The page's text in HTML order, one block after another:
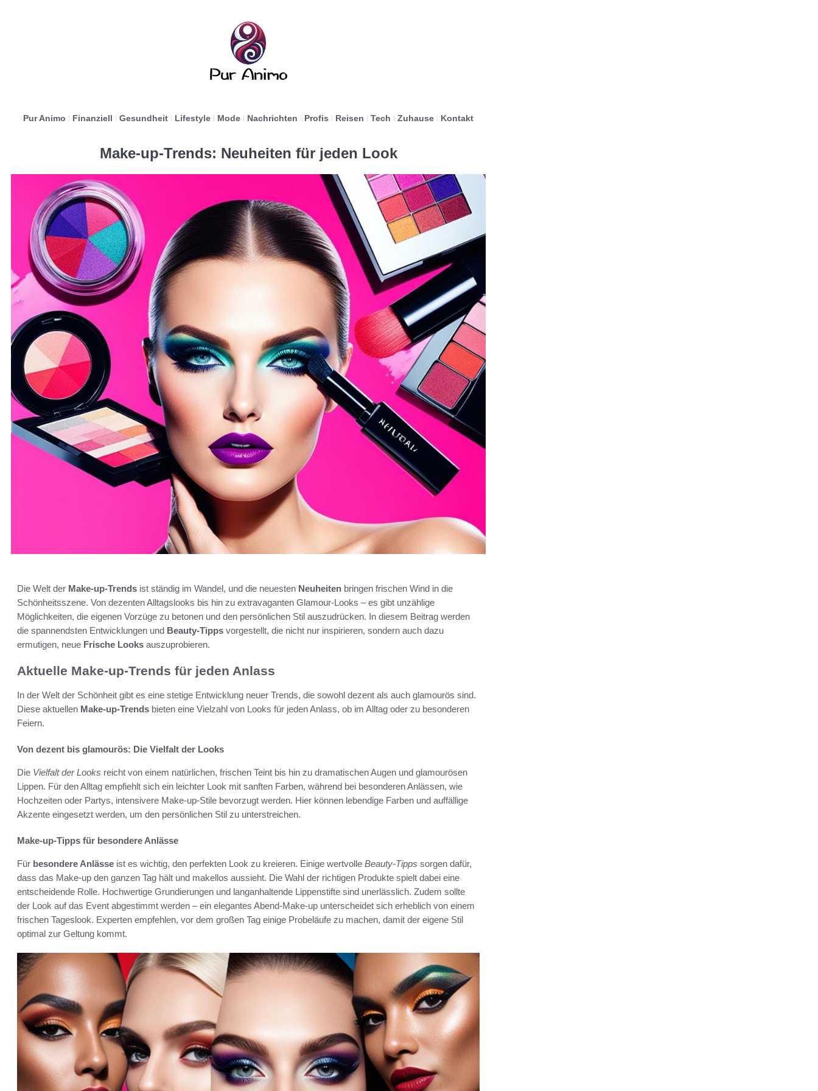
Pur Animo Finanziell Gesundheit Lifestyle Mode Nachrichten Profis Reisen Tech Zuhause Kontakt
Make-up-Trends: Neuheiten für jeden Look
Die Welt der Make-up-Trends ist ständig im Wandel, und die neuesten Neuheiten bringen frischen Wind in die
Schönheitsszene. Von dezenten Alltagslooks bis hin zu extravaganten Glamour-Looks – es gibt unzählige
Möglichkeiten, die eigenen Vorzüge zu betonen und den persönlichen Stil auszudrücken. In diesem Beitrag werden
die spannendsten Entwicklungen und Beauty-Tipps vorgestellt, die nicht nur inspirieren, sondern auch dazu
ermutigen, neue Frische Looks auszuprobieren.
Aktuelle Make-up-Trends für jeden Anlass
In der Welt der Schönheit gibt es eine stetige Entwicklung neuer Trends, die sowohl dezent als auch glamourös sind.
Diese aktuellen Make-up-Trends bieten eine Vielzahl von Looks für jeden Anlass, ob im Alltag oder zu besonderen
Feiern.
Von dezent bis glamourös: Die Vielfalt der Looks
Die Vielfalt der Looks reicht von einem natürlichen, frischen Teint bis hin zu dramatischen Augen und glamourösen
Lippen. Für den Alltag empfiehlt sich ein leichter Look mit sanften Farben, während bei besonderen Anlässen, wie
Hochzeiten oder Partys, intensivere Make-up-Stile bevorzugt werden. Hier können lebendige Farben und auffällige
Akzente eingesetzt werden, um den persönlichen Stil zu unterstreichen.
Make-up-Tipps für besondere Anlässe
Für besondere Anlässe ist es wichtig, den perfekten Look zu kreieren. Einige wertvolle Beauty-Tipps sorgen dafür,
dass das Make-up den ganzen Tag hält und makellos aussieht. Die Wahl der richtigen Produkte spielt dabei eine
entscheidende Rolle. Hochwertige Grundierungen und langanhaltende Lippenstifte sind unerlässlich. Zudem sollte
der Look auf das Event abgestimmt werden – ein elegantes Abend-Make-up unterscheidet sich erheblich von einem
frischen Tageslook. Experten empfehlen, vor dem großen Tag einige Probeläufe zu machen, damit der eigene Stil
optimal zur Geltung kommt.